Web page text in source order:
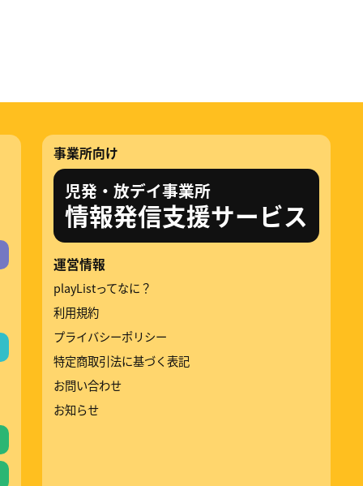
事業所向け
児発・放デイ事業所
情報発信支援サービス
運営情報
playListってなに？
利用規約
プライバシーポリシー
特定商取引法に基づく表記
お問い合わせ
お知らせ